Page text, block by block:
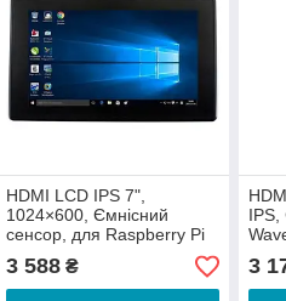
HDMI LCD IPS 7",
1024×600, Ємнісний
сенсор, для Raspberry Pi
від Waveshare (H)
3 588₴
IPS,
3